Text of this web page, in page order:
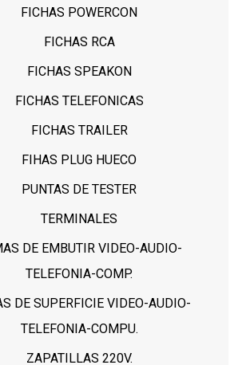
FICHAS POWERCON
FICHAS RCA
FICHAS SPEAKON
FICHAS TELEFONICAS
FICHAS TRAILER
FIHAS PLUG HUECO
PUNTAS DE TESTER
TERMINALES
DE EMBUTIR VIDEO-AUDIO-
TELEFONIA-COMP.
DE SUPERFICIE VIDEO-AUDIO-
TELEFONIA-COMPU.
ZAPATILLAS 220V.